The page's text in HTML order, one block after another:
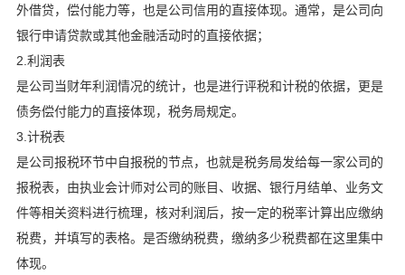
外借贷，偿付能力等，也是公司信用的直接体现。通常，是公司向
银行申请贷款或其他金融活动时的直接依据；
2.利润表
是公司当财年利润情况的统计，也是进行评税和计税的依据，更是
债务偿付能力的直接体现，税务局规定。
3.计税表
是公司报税环节中自报税的节点，也就是税务局发给每一家公司的
报税表，由执业会计师对公司的账目、收据、银行月结单、业务文
件等相关资料进行梳理，核对利润后，按一定的税率计算出应缴纳
税费，并填写的表格。是否缴纳税费，缴纳多少税费都在这里集中
体现。